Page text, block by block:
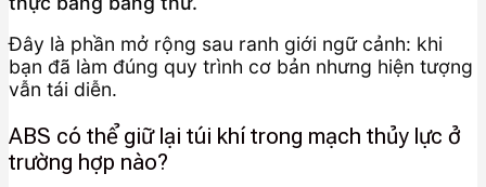
Đây là phần mở rộng sau ranh giới ngữ cảnh: khi
bạn đã làm đúng quy trình cơ bản nhưng hiện tượng
vẫn tái diễn.
ABS có thể giữ lại túi khí trong mạch thủy lực ở
trường hợp nào?